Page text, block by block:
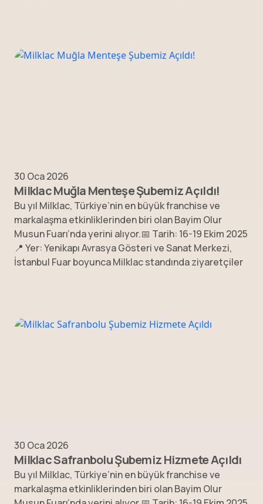
30 Oca 2026
Milklac Muğla Menteşe Şubemiz Açıldı!
Bu yıl Milklac, Türkiye’nin en büyük franchise ve
markalaşma etkinliklerinden biri olan Bayim Olur
Musun Fuarı’nda yerini alıyor.📅 Tarih: 16-19 Ekim 2025
📍 Yer: Yenikapı Avrasya Gösteri ve Sanat Merkezi,
İstanbul Fuar boyunca Milklac standında ziyaretçiler
30 Oca 2026
Milklac Safranbolu Şubemiz Hizmete Açıldı
Bu yıl Milklac, Türkiye’nin en büyük franchise ve
markalaşma etkinliklerinden biri olan Bayim Olur